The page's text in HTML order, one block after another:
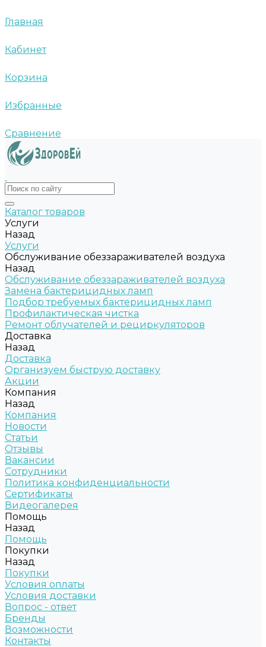
Главная
Кабинет
Корзина
Избранные
Сравнение
Каталог товаров
Услуги
Назад
Услуги
Обслуживание обеззараживателей воздуха
Назад
Обслуживание обеззараживателей воздуха
Замена бактерицидных ламп
Подбор требуемых бактерицидных ламп
Профилактическая чистка
Ремонт облучателей и рециркуляторов
Доставка
Назад
Доставка
Организуем быструю доставку
Акции
Компания
Назад
Компания
Новости
Статьи
Отзывы
Вакансии
Сотрудники
Политика конфиденциальности
Сертификаты
Видеогалерея
Помощь
Назад
Помощь
Покупки
Назад
Покупки
Условия оплаты
Условия доставки
Вопрос - ответ
Бренды
Возможности
Контакты